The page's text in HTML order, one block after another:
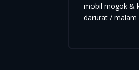
mobil mogok &
darurat / malam